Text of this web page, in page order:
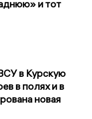
и тот
в Курскую
в полях и в
новая